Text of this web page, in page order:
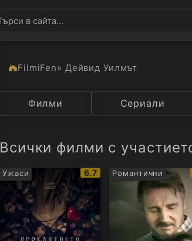
FilmiFen» Дейвид Уилмът
Категория Държава
Филми Сериали
Всички филми с
Ужаси
IMDb
рейтинг:
6.7 Романтични